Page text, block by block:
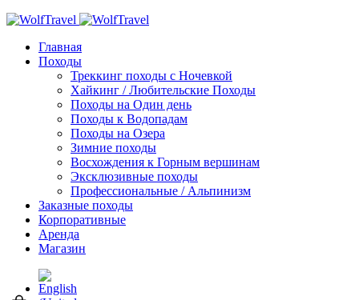
Главная
Походы
Треккинг походы с Ночевкой
Хайкинг / Любительские Походы
Походы на Один день
Походы к Водопадам
Походы на Озера
Зимние походы
Восхождения к Горным вершинам
Эксклюзивные походы
Профессиональные / Альпинизм
Заказные походы
Корпоративные
Аренда
Магазин